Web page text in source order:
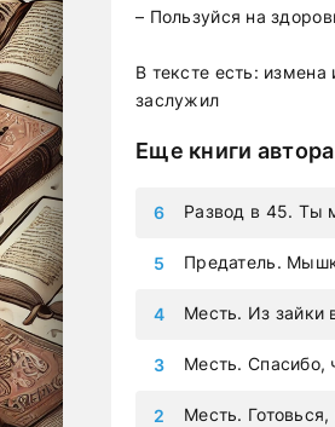
– Пользуйся на
В тексте есть:
заслужил
Еще книги
Месть.
Месть. Спасибо,
Месть. Из зайки
Предатель.
Развод в 45. Ты